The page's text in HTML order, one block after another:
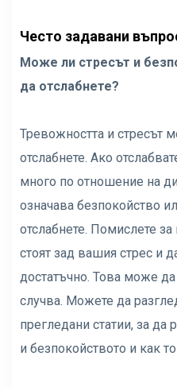
Често задавани
Може ли стресът и
да отслабнете?
Тревожността и стресът
отслабнете. Ако
много по отношение на
означава безпокойство
отслабнете. Помислете
стоят зад вашия стрес и
достатъчно. Това може
случва. Можете да
прегледани статии, за да
и безпокойството и как